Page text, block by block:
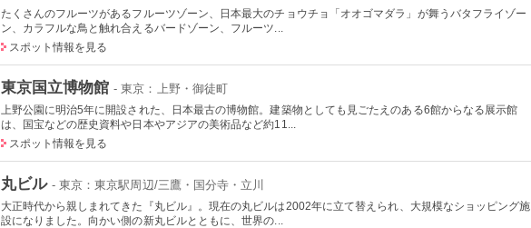
たくさんのフルーツがあるフルーツゾーン、日本最大のチョウチョ「オオゴマダラ」が舞うバタフライゾー
ン、カラフルな鳥と触れ合えるバードゾーン、フルーツ...
スポット情報を見る
東京国立博物館 - 東京：上野・御徒町
上野公園に明治5年に開設された、日本最古の博物館。建築物としても見ごたえのある6館からなる展示館
は、国宝などの歴史資料や日本やアジアの美術品など約11...
スポット情報を見る
丸ビル - 東京：東京駅周辺/三鷹・国分寺・立川
大正時代から親しまれてきた『丸ビル』。現在の丸ビルは2002年に立て替えられ、大規模なショッピング施
設になりました。向かい側の新丸ビルとともに、世界の...